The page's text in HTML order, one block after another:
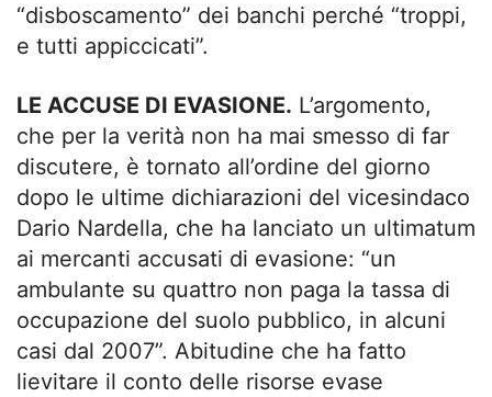
“disboscamento” dei banchi perché “troppi,
e tutti appiccicati”.
LE ACCUSE DI EVASIONE. L’argomento,
che per la verità non ha mai smesso di far
discutere, è tornato all’ordine del giorno
dopo le ultime dichiarazioni del vicesindaco
Dario Nardella, che ha lanciato un ultimatum
ai mercanti accusati di evasione: “un
ambulante su quattro non paga la tassa di
occupazione del suolo pubblico, in alcuni
casi dal 2007”. Abitudine che ha fatto
lievitare il conto delle risorse evase